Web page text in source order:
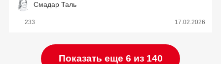
Смадар Таль
233 17.02.2026
Показать еще 6 из 140